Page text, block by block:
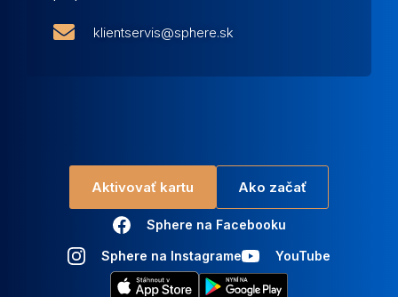
klientservis@sphere.sk
Aktivovať kartu Ako začať
Sphere na Facebooku
Sphere na Instagrame YouTube